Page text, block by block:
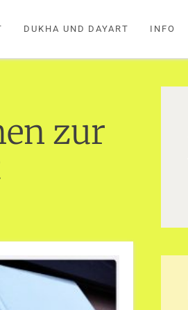
DUKHA UND DAYART INFO
zur